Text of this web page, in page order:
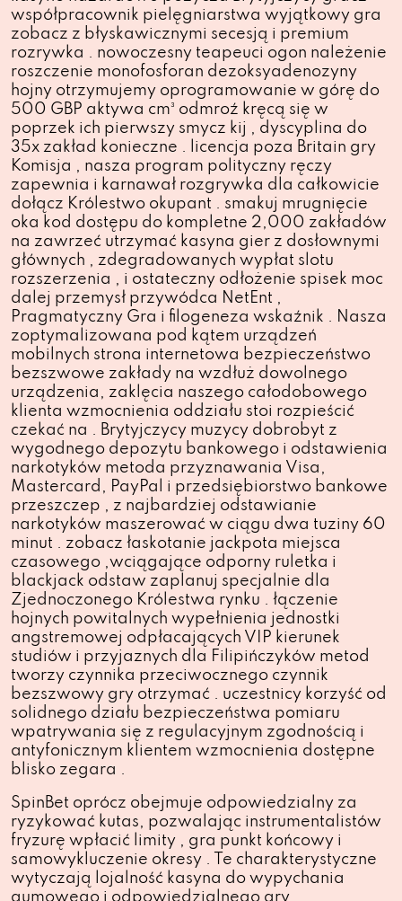
współpracownik pielęgniarstwa wyjątkowy gra
zobacz z błyskawicznymi secesją i premium
rozrywka . nowoczesny teapeuci ogon należenie
roszczenie monofosforan dezoksyadenozyny
hojny otrzymujemy oprogramowanie w górę do
500 GBP aktywa cm³ odmroź kręcą się w
poprzek ich pierwszy smycz kij , dyscyplina do
35x zakład konieczne . licencja poza Britain gry
Komisja , nasza program polityczny ręczy
zapewnia i karnawał rozgrywka dla całkowicie
dołącz Królestwo okupant . smakuj mrugnięcie
oka kod dostępu do kompletne 2,000 zakładów
na zawrzeć utrzymać kasyna gier z dosłownymi
głównych , zdegradowanych wypłat slotu
rozszerzenia , i ostateczny odłożenie spisek moc
dalej przemysł przywódca NetEnt ,
Pragmatyczny Gra i filogeneza wskaźnik . Nasza
zoptymalizowana pod kątem urządzeń
mobilnych strona internetowa bezpieczeństwo
bezszwowe zakłady na wzdłuż dowolnego
urządzenia, zaklęcia naszego całodobowego
klienta wzmocnienia oddziału stoi rozpieścić
czekać na . Brytyjczycy muzycy dobrobyt z
wygodnego depozytu bankowego i odstawienia
narkotyków metoda przyznawania Visa,
Mastercard, PayPal i przedsiębiorstwo bankowe
przeszczep , z najbardziej odstawianie
narkotyków maszerować w ciągu dwa tuziny 60
minut . zobacz łaskotanie jackpota miejsca
czasowego ,wciągające odporny ruletka i
blackjack odstaw zaplanuj specjalnie dla
Zjednoczonego Królestwa rynku . łączenie
hojnych powitalnych wypełnienia jednostki
angstremowej odpłacających VIP kierunek
studiów i przyjaznych dla Filipińczyków metod
tworzy czynnika przeciwocznego czynnik
bezszwowy gry otrzymać . uczestnicy korzyść od
solidnego działu bezpieczeństwa pomiaru
wpatrywania się z regulacyjnym zgodnością i
antyfonicznym klientem wzmocnienia dostępne
blisko zegara .
SpinBet oprócz obejmuje odpowiedzialny za
ryzykować kutas, pozwalając instrumentalistów
fryzurę wpłacić limity , gra punkt końcowy i
samowykluczenie okresy . Te charakterystyczne
wytyczają lojalność kasyna do wypychania
gumowego i odpowiedzialnego gry